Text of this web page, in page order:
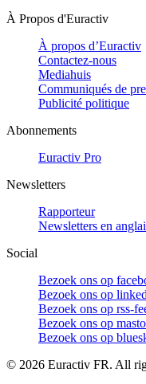
À Propos d'Euractiv
À propos d’Euractiv
Contactez-nous
Mediahuis
Communiqués de
Publicité politique
Abonnements
Euractiv Pro
Newsletters
Rapporteur
Newsletters en
Social
Bezoek ons op
Bezoek ons op
Bezoek ons op rss-
Bezoek ons op
Bezoek ons op
© 2026 Euractiv FR. All